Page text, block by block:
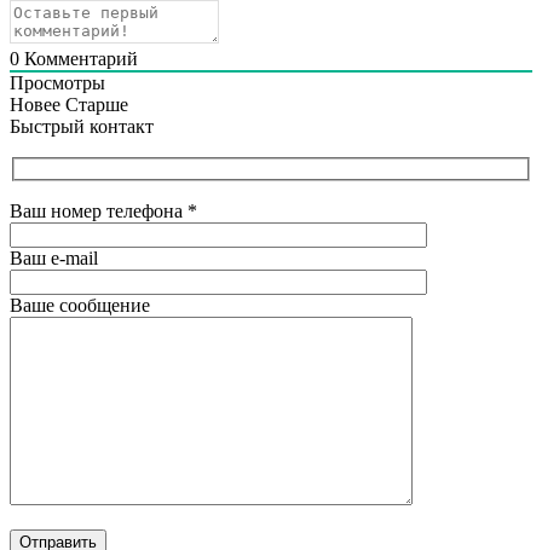
0 Комментарий
Просмотры
Новее Старше
Быстрый контакт
Ваш номер телефона *
Ваш e-mail
Ваше сообщение